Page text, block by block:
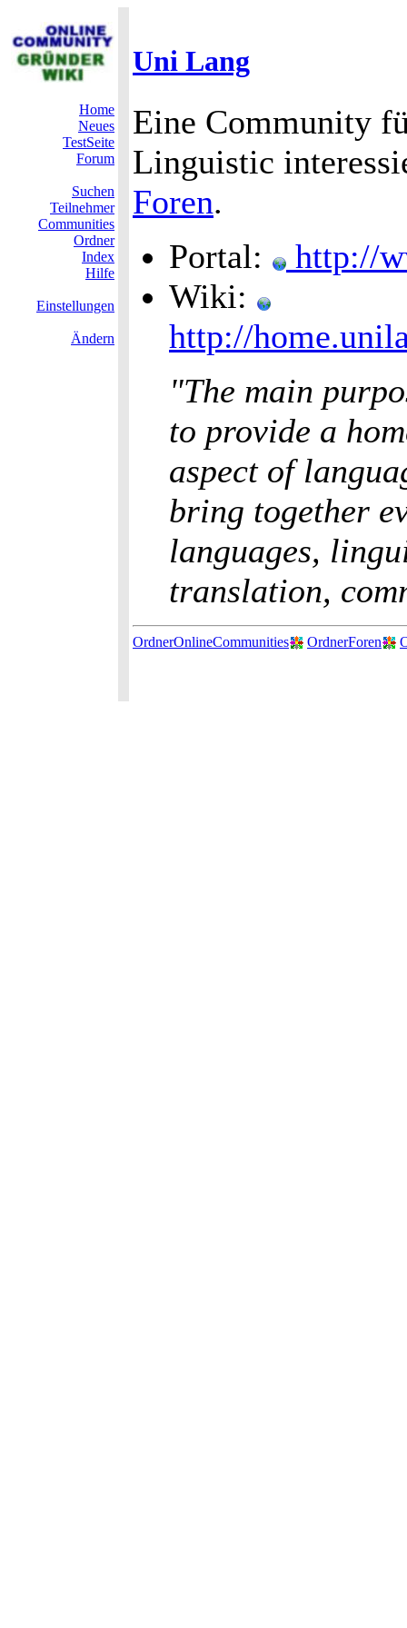
Uni Lang
Home
Neues
TestSeite
Forum
Suchen
Teilnehmer
Communities
Ordner
Index
Hilfe
Einstellungen
Ändern
Eine Community
Linguistic
Foren.
Portal:
http://
Wiki:
http://
"The main
to provide a
aspect of
bring together
languages,
translation,
OrdnerOnlineCommunities OrdnerForen